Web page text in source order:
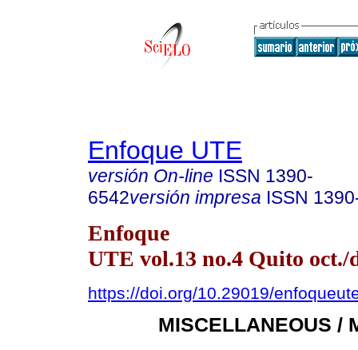
Enfoque UTE
versión On-line ISSN 1390-
6542versión impresa ISSN
Enfoque
UTE vol.13 no.4 Quito oct./
https://doi.org/10.29019/
MISCELLANEOUS /